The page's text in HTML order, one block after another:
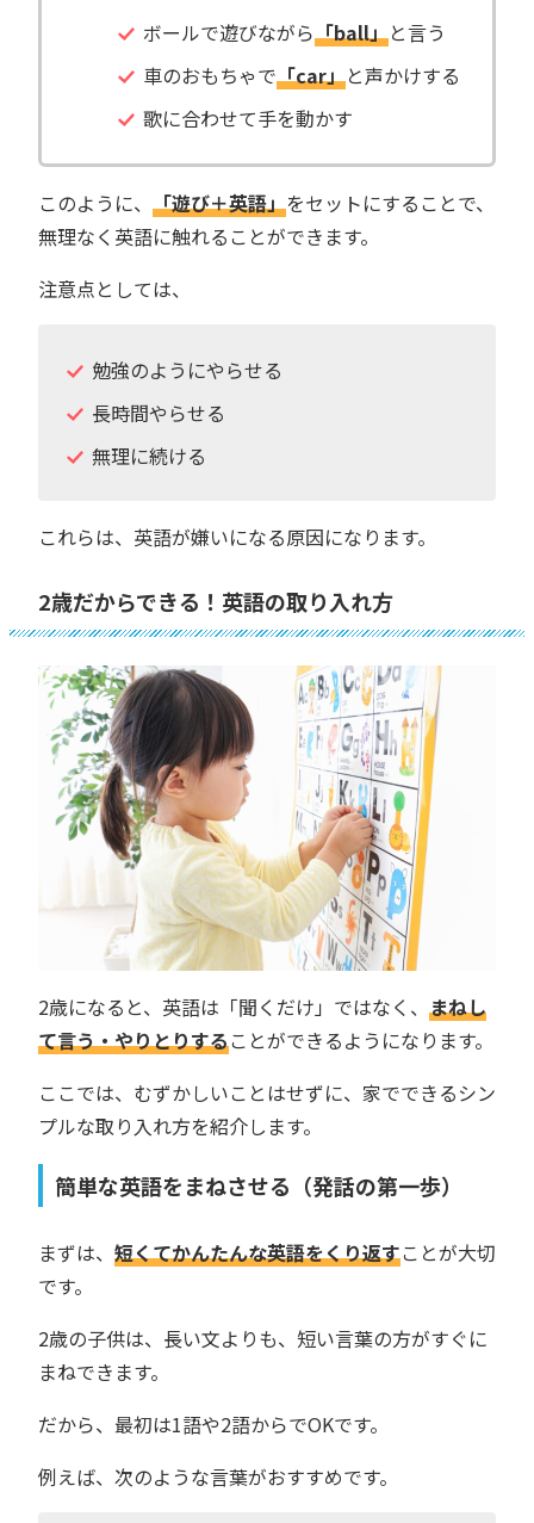
ボールで遊びながら「ball」と言う
車のおもちゃで「car」と声かけする
歌に合わせて手を動かす
このように、 「遊び＋英語」をセットにすることで、
無理なく英語に触れることができます。
注意点としては、
勉強のようにやらせる
長時間やらせる
無理に続ける
これらは、英語が嫌いになる原因になります。
2歳だからできる！英語の取り入れ方
2歳になると、英語は「聞くだけ」ではなく、 まねし
て言う・やりとりすることができるようになります。
ここでは、むずかしいことはせずに、家でできるシン
プルな取り入れ方を紹介します。
簡単な英語をまねさせる（発話の第一歩）
まずは、 短くてかんたんな英語をくり返すことが大切
です。
2歳の子供は、長い文よりも、短い言葉の方がすぐに
まねできます。
だから、最初は1語や2語からでOKです。
例えば、次のような言葉がおすすめです。